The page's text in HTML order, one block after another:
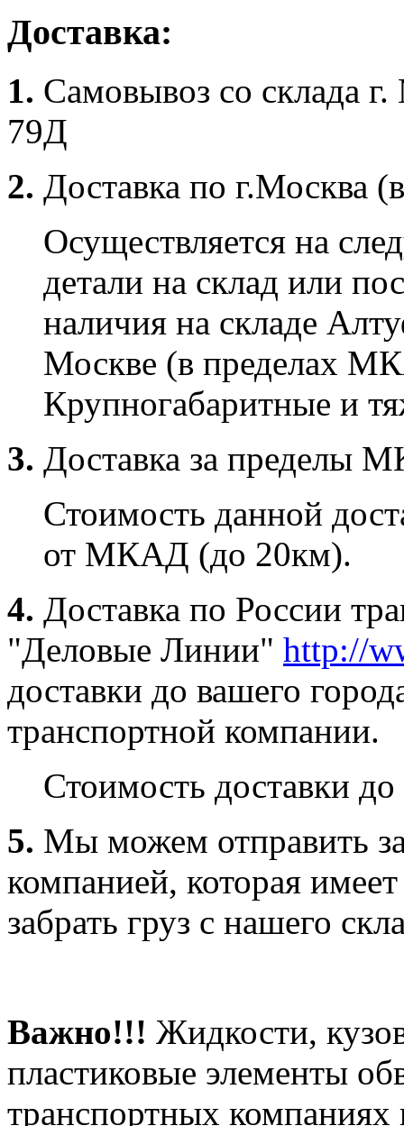
Доставка:
1. Самовывоз со склада
79Д
2. Доставка по г.Москва
Осуществляется на
детали на склад или
наличия на складе
Москве (в пределах
Крупногабаритные и
3. Доставка за пределы
Стоимость данной
от МКАД (до 20км).
4. Доставка по России
"Деловые Линии" http://
доставки до вашего
транспортной компании.
Стоимость доставки
5. Мы можем отправить
компанией, которая
забрать груз с нашего
Важно!!! Жидкости,
пластиковые элементы
транспортных